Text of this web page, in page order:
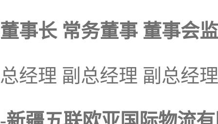
董事长 常务董事 董事会
总经理 副总经理 副总经